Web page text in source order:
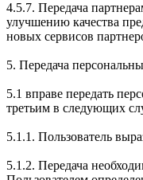
4.5.7. Передача
улучшению качества
новых сервисов
5. Передача
5.1 вправе передать
третьим в следующих
5.1.1. Пользователь
5.1.2. Передача